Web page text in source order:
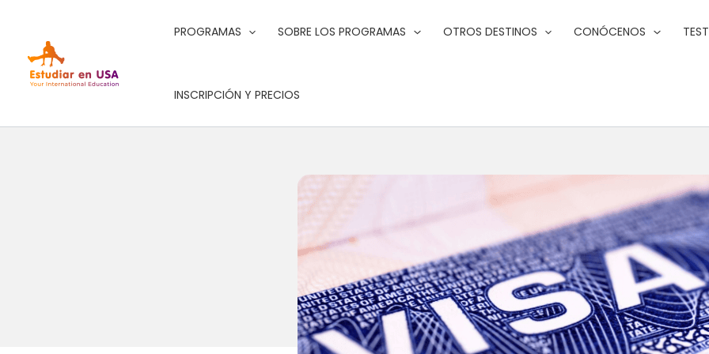
contenido
PROGRAMAS SOBRE LOS PROGRAMAS OTROS DESTINOS CONÓCENOS
INSCRIPCIÓN Y PRECIOS